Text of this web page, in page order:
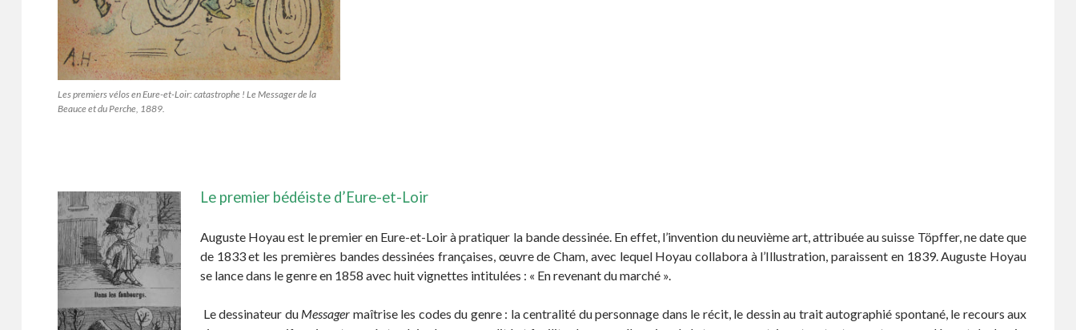
Les premiers vélos en Eure-et-Loir: catastrophe ! Le Messager de la
Beauce et du Perche, 1889.
Le premier bédéiste d’Eure-et-Loir
Auguste Hoyau est le premier en Eure-et-Loir à pratiquer la bande dessinée. En effet, l’invention du neuvième art, attribuée au suisse Töpffer, ne date que
de 1833 et les premières bandes dessinées françaises, œuvre de Cham, avec lequel Hoyau collabora à l’Illustration, paraissent en 1839. Auguste Hoyau
se lance dans le genre en 1858 avec huit vignettes intitulées : « En revenant du marché ».
Le dessinateur du Messager maîtrise les codes du genre : la centralité du personnage dans le récit, le dessin au trait autographié spontané, le recours aux